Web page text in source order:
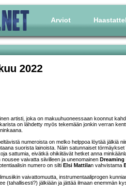
Arviot
2022
artisti, joka on makuuhuoneessaan koonnut
on lähdetty myös tekemään jonkin verran
numeroista on melko helppoa löytää jälkiä
suorista lainoista. Näin satunnaiset törmäykset
sattumia, eivätkä ohikiitävät hetket anna
nousee vaivatta siivilleen ja unenomainen
numero on silti Elsi Mattilan vahvistama
vaivattomuutta, instrumentaaliprogen
(tahallisesti?) jälkiään ja jättää ilmaan enemmän